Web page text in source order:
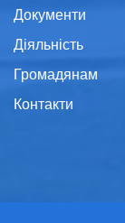
Документи
Діяльність
Громадянам
Контакти